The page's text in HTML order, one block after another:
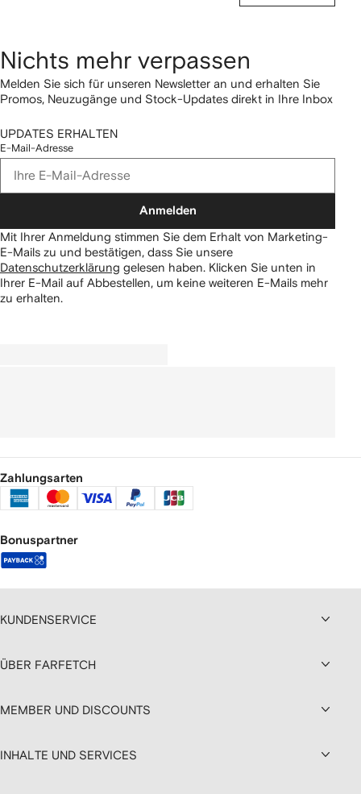
Nichts mehr verpassen
Melden Sie sich für unseren Newsletter an und erhalten Sie
Promos, Neuzugänge und Stock-Updates direkt in Ihre Inbox
UPDATES ERHALTEN
E-Mail-Adresse
Anmelden
Mit Ihrer Anmeldung stimmen Sie dem Erhalt von Marketing-
E-Mails zu und bestätigen, dass Sie unsere
Datenschutzerklärung gelesen haben. Klicken Sie unten in
Ihrer E-Mail auf Abbestellen, um keine weiteren E-Mails mehr
zu erhalten.
Zahlungsarten
Bonuspartner
KUNDENSERVICE
ÜBER FARFETCH
MEMBER UND DISCOUNTS
INHALTE UND SERVICES